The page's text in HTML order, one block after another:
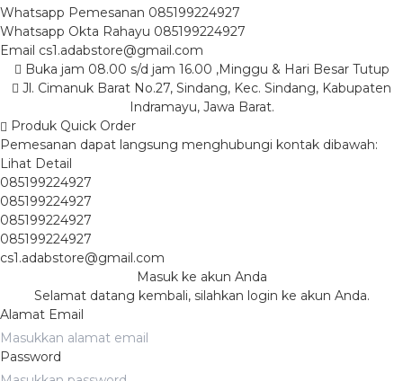
Whatsapp Pemesanan 085199224927
Whatsapp Okta Rahayu 085199224927
Email cs1.adabstore@gmail.com
Buka jam 08.00 s/d jam 16.00 ,Minggu & Hari Besar Tutup
Jl. Cimanuk Barat No.27, Sindang, Kec. Sindang, Kabupaten
Indramayu, Jawa Barat.
Produk Quick Order
Pemesanan dapat langsung menghubungi kontak dibawah:
Lihat Detail
085199224927
085199224927
085199224927
085199224927
cs1.adabstore@gmail.com
Masuk ke akun Anda
Selamat datang kembali, silahkan login ke akun Anda.
Alamat Email
Password